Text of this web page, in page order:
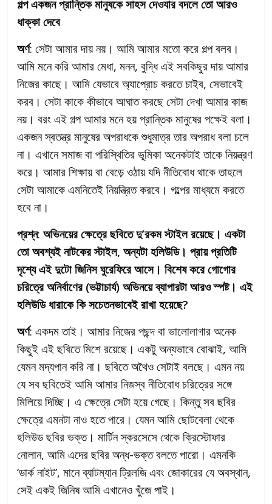
গল্প একজন প্রান্তিক মানুষকে সাহস দেওযার বদলে তো আরও
ধাক্কা দেবে
অর্ণ: সেটা আমার দায় নয়। আমি আমার মতো করে গল্প বলব।
আমি মনে করি আমার মেধা, মনন, বুদ্ধি এই সবকিছুর দায় আমার
নিজের কাছে। আমি যেভাবে অ্যাপ্রোচ করতে চাইব, সেভাবেই
করব। সেটা কাকে কীভাবে আঘাত করছে সেটা দেখা আমার কাজ
নয়। বরং এই গল্প আমার মনে হয় প্রান্তিক মানুষের পক্ষেই বলা।
একজন স্বতন্ত্র মানুষের অপরাধকে শুধুমাত্র তার অপরাধ বলা চলে
না। এখানে সমাজ বা পরিস্থিতির ভূমিকা অনেকটাই তাকে নিয়ন্ত্রণ
করে। আমার শিক্ষায় বা বেড়ে ওঠায় যদি নীতিবোধ থাকে তাহলে
সেটা আমাকে এমনিতেই নিয়ন্ত্রিত করবে। গল্পের মাধ্যমে করতে
হবে না।
প্রশ্ন:অভিনয়ের ক্ষেত্রে ছবিতে দু’রকম স্টাইল রয়েছে। একটা
তো অবশ্যই নাটকের স্টাইল, অন্যটা হলিউডি। প্রায় প্রতিটি
দৃশ্যে এই দুটো জিনিস ঘুরেফিরে আসে। বিশেষ করে গোগোর
চরিত্রে অনির্বাণের (ভট্টাচার্য) অভিনয়ে ব্যাপারটা আরও স্পষ্ট। এই
হলিউডি ধারাকে কি সচেতনভাবেই রাখা হয়েছে?
অর্ণ: একদম তাই। আমার নিজের পছন্দ বা ভালোলাগার অনেক
কিছুই এই ছবিতে মিশে রয়েছে। একটু অন্যভাবে বোঝাই, আমি
যেমন মদ্যপান করি না। ছবিতে অথৈও সেটাই বলছে। এমন নয়
যে সব ছবিতেই আমি আমার নিজস্ব নীতিবোধ চরিত্রের সঙ্গে
মিলিয়ে দিচ্ছি। এ ক্ষেত্রে সেটা হয়ে গেছে। কিন্তু সব ছবির
ক্ষেত্রে এমনটা নাও হতে পারে। যেমন আমি ছোটবেলা থেকে
হলিউড ছবির ভক্ত। মার্টিন স্করসেসে থেকে ক্রিস্টোফার
নোলান, আমি এদের ছবির অন্ধ-ভক্ত বলতে পারো। এমনকি
‘ডার্ক নাইট’, মানে ব্যাটম্যান ট্রিলজি এবং জোকারের যে অবস্থান,
সেই একই জিনিষ আমি এখানেও খুঁজে পাই।